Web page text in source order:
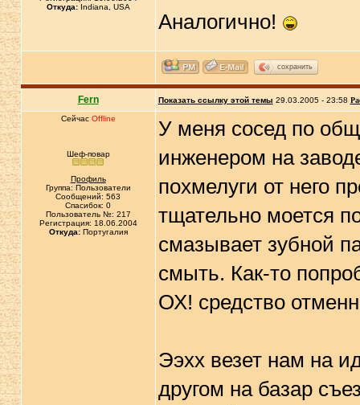
Откуда:Indiana, USA
Аналогично!
сохранить
Fern Показать ссылку этой темы 29.03.2005 - 23:58
Сейчас Offline
Шеф-повар
Профиль
Группа: Пользователи
Сообщений: 563
Спасибок: 0
Пользователь №: 217
Регистрация: 18.06.2004
Откуда:Португалия
У меня сосед по
инженером на
похмелуги от него
тщательно моется
смазывает зубной
смыть. Как-то
ОХ! средство
Ээхх везет нам на
другом на базар